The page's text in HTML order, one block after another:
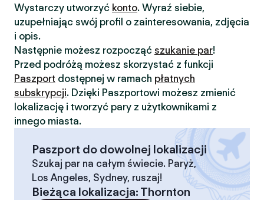
Wystarczy utworzyć konto. Wyraź siebie,
uzupełniając swój profil o zainteresowania, zdjęcia
i opis.
Następnie możesz rozpocząć szukanie par!
Przed podróżą możesz skorzystać z funkcji
Paszport dostępnej w ramach płatnych
subskrypcji. Dzięki Paszportowi możesz zmienić
lokalizację i tworzyć pary z użytkownikami z
innego miasta.
Paszport do dowolnej lokalizacji
Szukaj par na całym świecie. Paryż,
Los Angeles, Sydney, ruszaj!
Bieżąca lokalizacja: Thornton